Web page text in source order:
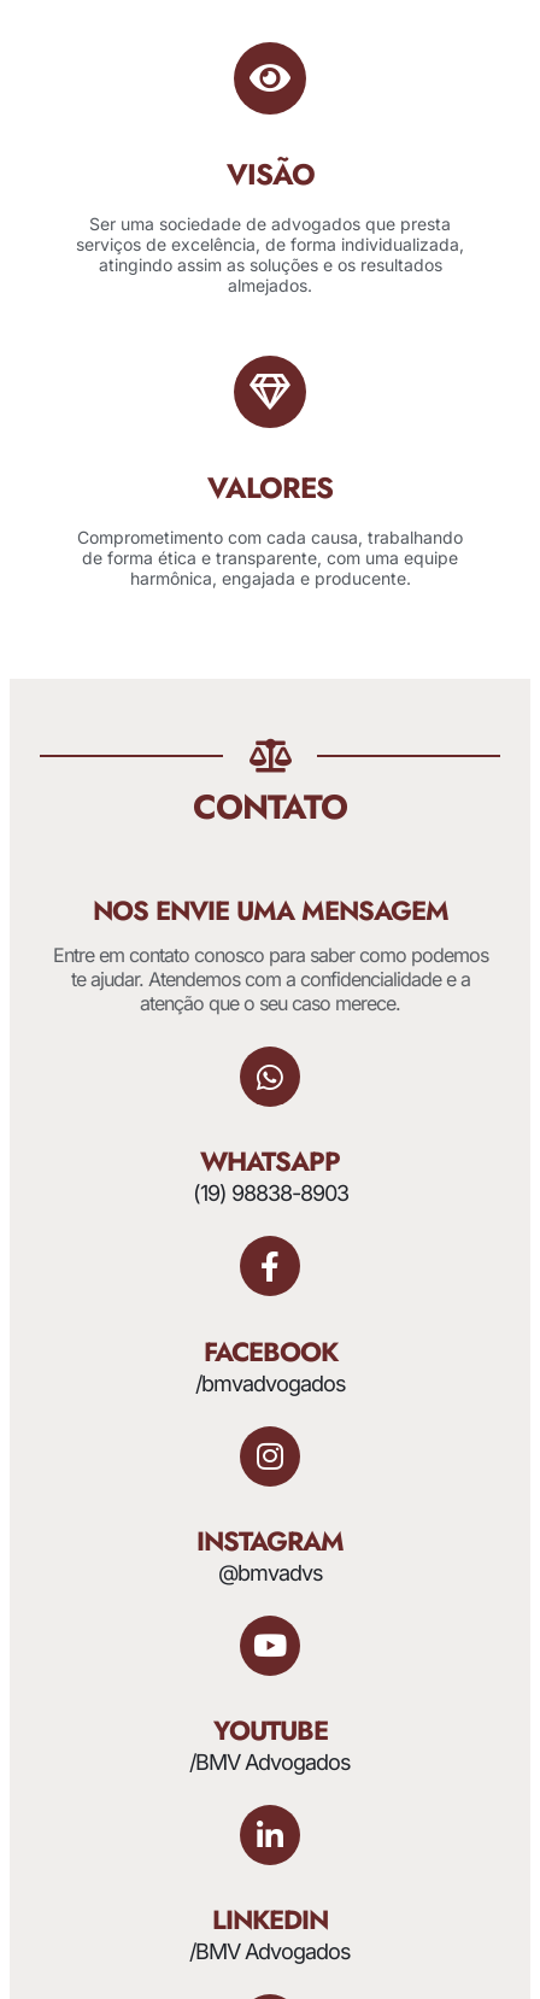
VISÃO
Ser uma sociedade de advogados que presta
serviços de excelência, de forma individualizada,
atingindo assim as soluções e os resultados
almejados.
VALORES
Comprometimento com cada causa, trabalhando
de forma ética e transparente, com uma equipe
harmônica, engajada e producente.
CONTATO
NOS ENVIE UMA MENSAGEM
Entre em contato conosco para saber como podemos
te ajudar. Atendemos com a confidencialidade e a
atenção que o seu caso merece.
WHATSAPP
(19) 98838-8903
FACEBOOK
/bmvadvogados
INSTAGRAM
@bmvadvs
YOUTUBE
/BMV Advogados
LINKEDIN
/BMV Advogados